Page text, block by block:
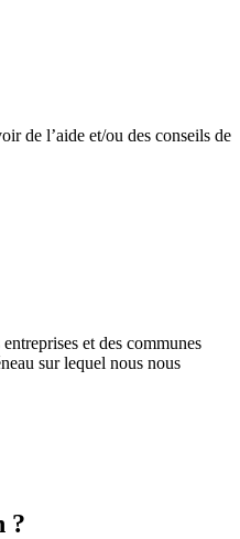
de l’aide et/ou des conseils de
et des communes
sur lequel nous nous
?